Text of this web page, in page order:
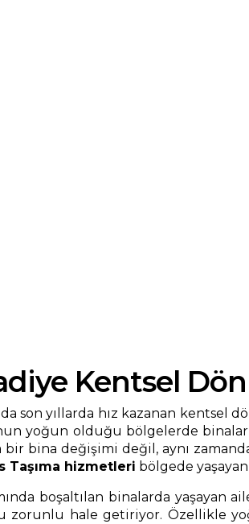
Kentsel
son yıllarda hız kazanan
yoğun olduğu bölgelerde
bir bina değişimi değil, aynı
Taşıma hizmetleri bölgede
boşaltılan binalarda yaşayan
zorunlu hale getiriyor. Özellikle